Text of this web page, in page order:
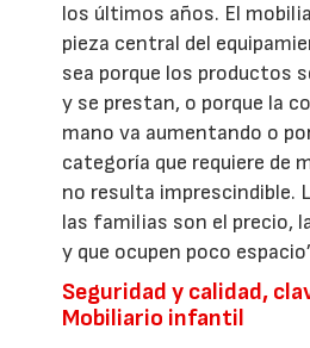
los últimos años. El
pieza central del
sea porque los productos
y se prestan, o porque la
mano va aumentando o
categoría que requiere de
no resulta imprescindible.
las familias son el precio,
y que ocupen poco
Seguridad y calidad,
Mobiliario infantil